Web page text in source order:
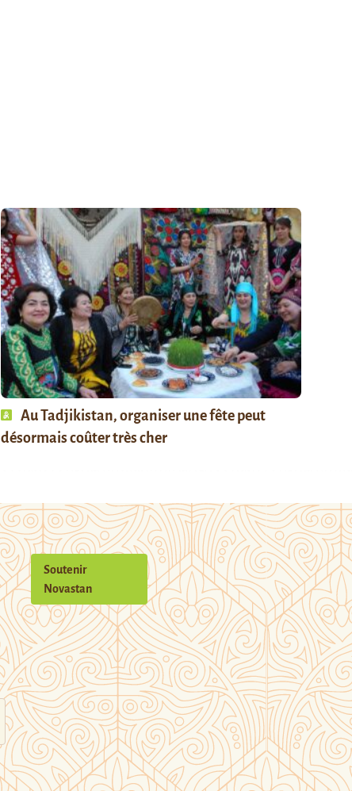
Au Tadjikistan, organiser une fête peut
désormais coûter très cher
Soutenir
Novastan